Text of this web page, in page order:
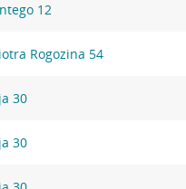
12
Rogozina 54
30
30